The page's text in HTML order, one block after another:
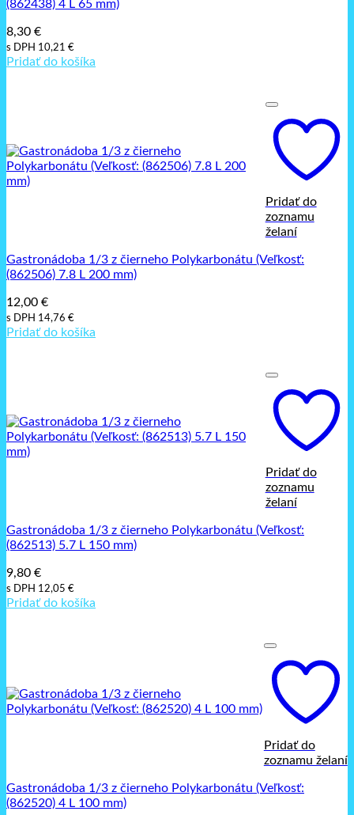
(862438) 4 L 65 mm)
8,30 €
s DPH 10,21 €
Pridať do košíka
Pridať do
zoznamu
želaní
Gastronádoba 1/3 z čierneho Polykarbonátu (Veľkosť:
(862506) 7.8 L 200 mm)
12,00 €
s DPH 14,76 €
Pridať do košíka
Pridať do
zoznamu
želaní
Gastronádoba 1/3 z čierneho Polykarbonátu (Veľkosť:
(862513) 5.7 L 150 mm)
9,80 €
s DPH 12,05 €
Pridať do košíka
Pridať do
zoznamu želaní
Gastronádoba 1/3 z čierneho Polykarbonátu (Veľkosť:
(862520) 4 L 100 mm)